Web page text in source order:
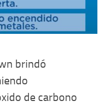
brindó
de carbono